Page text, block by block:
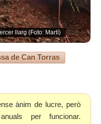
llarg (Foto: Martí)
de Can Torras
ànim de lucre, però
per funcionar.